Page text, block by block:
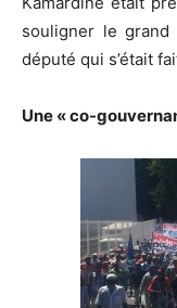
souligner le grand
député qui s’était
Une « co-